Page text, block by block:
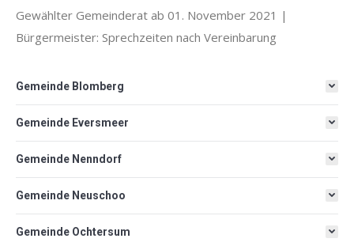
Gewählter Gemeinderat ab 01. November 2021 |
Bürgermeister: Sprechzeiten nach Vereinbarung
Gemeinde Blomberg
Gemeinde Eversmeer
Gemeinde Nenndorf
Gemeinde Neuschoo
Gemeinde Ochtersum